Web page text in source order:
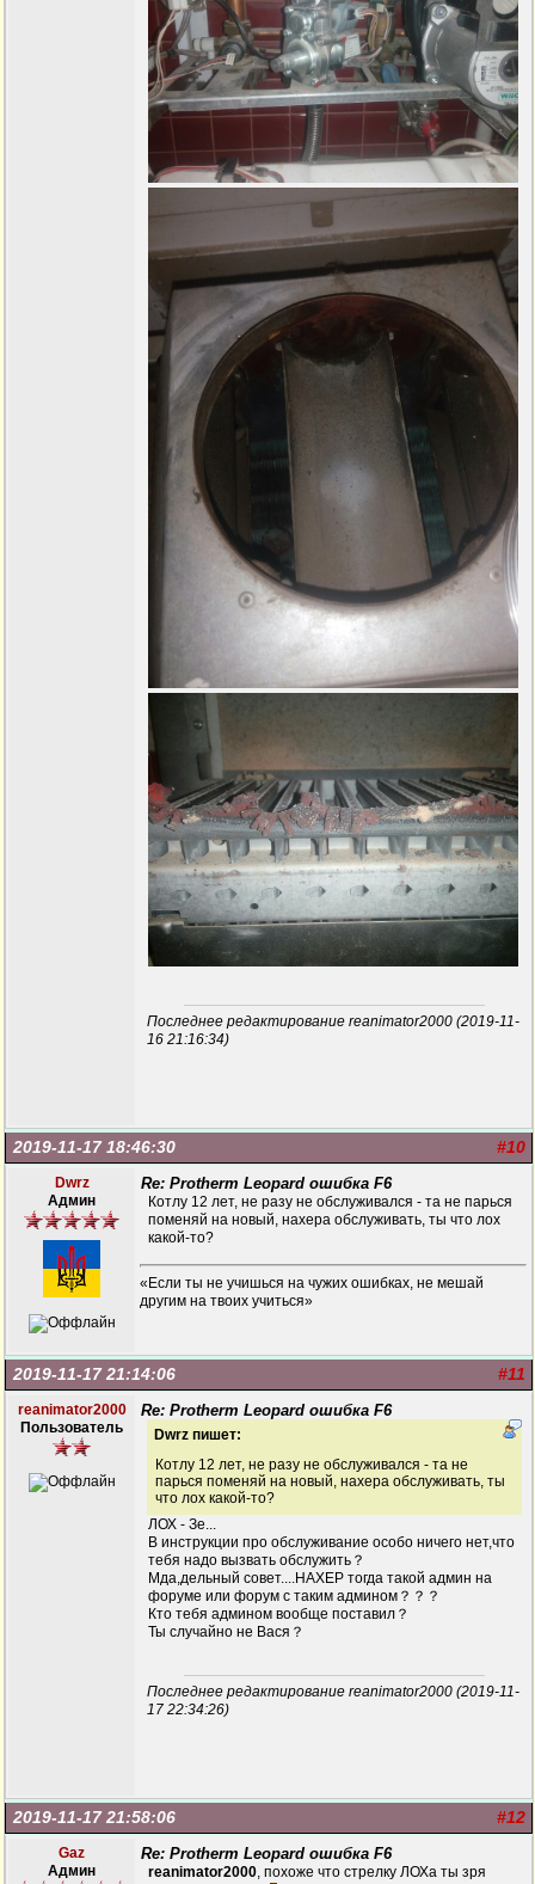
Последнее редактирование reanimator2000 (2019-11-
16 21:16:34)
#10
2019-11-17 18:46:30
Dwrz
Админ
Re: Protherm Leopard ошибка F6
Котлу 12 лет, не разу не обслуживался - та не парься
поменяй на новый, нахера обслуживать, ты что лох
какой-то?
«Если ты не учишься на чужих ошибках, не мешай
другим на твоих учиться»
#11
2019-11-17 21:14:06
reanimator2000
Пользователь
Re: Protherm Leopard ошибка F6
Dwrz пишет:
Котлу 12 лет, не разу не обслуживался - та не
парься поменяй на новый, нахера обслуживать, ты
что лох какой-то?
ЛОХ - Зе...
В инструкции про обслуживание особо ничего нет,что
тебя надо вызвать обслужить？
Мда,дельный совет....НАХЕР тогда такой админ на
форуме или форум с таким админом？？？
Кто тебя админом вообще поставил？
Ты случайно не Вася？
Последнее редактирование reanimator2000 (2019-11-
17 22:34:26)
#12
2019-11-17 21:58:06
Gaz
Админ
Re: Protherm Leopard ошибка F6
reanimator2000, похоже что стрелку ЛОХа ты зря